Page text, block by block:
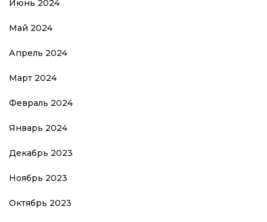
Июнь 2024
Май 2024
Апрель 2024
Март 2024
Февраль 2024
Январь 2024
Декабрь 2023
Ноябрь 2023
Октябрь 2023